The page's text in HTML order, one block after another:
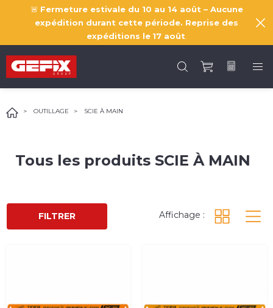
🚨 Fermeture estivale du 10 au 14 août – Aucune
expédition durant cette période. Reprise des
expéditions le 17 août
OUTILLAGE SCIE À MAIN
Tous les produits SCIE À MAIN
FILTRER Affichage :